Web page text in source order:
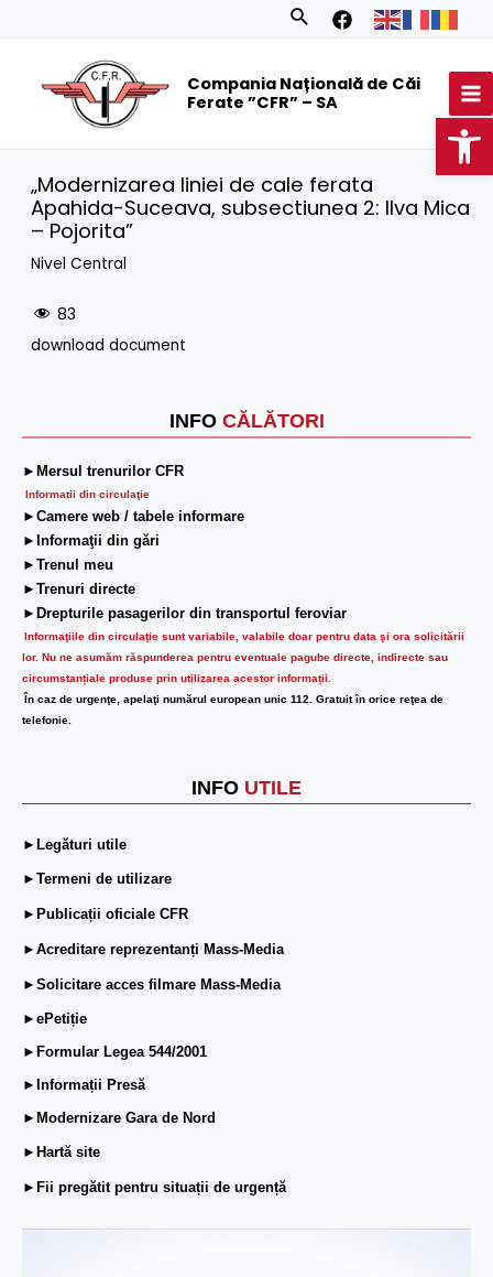
Search
Compania Națională de Căi
Ferate ”CFR” – SA
INFO CĂLĂTORI
►Mersul trenurilor CFR
Informatii din circulaţie
►Camere web / tabele informare
►Informaţii din gări
►Trenul meu
►Trenuri directe
►Drepturile pasagerilor din transportul feroviar
Informaţiile din circulaţie sunt variabile, valabile doar pentru data şi ora solicitării
lor. Nu ne asumăm răspunderea pentru eventuale pagube directe, indirecte sau
circumstanțiale produse prin utilizarea acestor informații.
În caz de urgenţe, apelaţi numărul european unic 112. Gratuit în orice reţea de
telefonie.
INFO UTILE
►Legături utile
►Termeni de utilizare
►Publicații oficiale CFR
►Acreditare reprezentanți Mass-Media
►Solicitare acces filmare Mass-Media
►ePetiție
►Formular Legea 544/2001
►Informații Presă
►Modernizare Gara de Nord
►Hartă site
►Fii pregătit pentru situații de urgență
„Modernizarea liniei de cale ferata
Apahida-Suceava, subsectiunea 2: Ilva Mica
– Pojorita”
Nivel Central
83
download document